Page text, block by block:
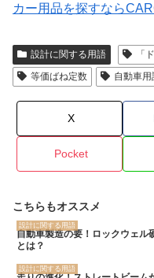
カー用品を探すなら
設計に関する用語 「
等価ばね定数
自動車用
X
Pocket
こちらもオススメ
設計に関する用語
自動車製造の要！ロックウェル
とは？
設計に関する用語